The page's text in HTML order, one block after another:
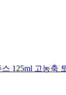
125ml 고농축